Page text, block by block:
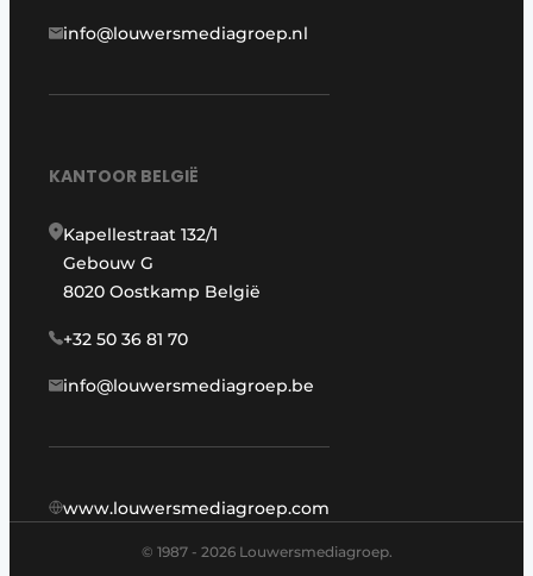
info@louwersmediagroep.nl
KANTOOR BELGIË
Kapellestraat 132/1
Gebouw G
8020 Oostkamp België
+32 50 36 81 70
info@louwersmediagroep.be
www.louwersmediagroep.com
© 1987 - 2026 Louwersmediagroep.